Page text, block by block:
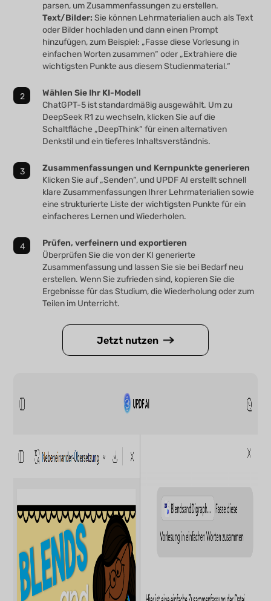
parsen, um Zusammenfassungen zu erstellen.
Text/Bilder: Sie können Lehrmaterialien auch als Text
oder Bilder hochladen und dann einen Prompt
hinzufügen, zum Beispiel: „Fasse diese Vorlesung in
einfachen Worten zusammen“ oder „Extrahiere die
wichtigsten Punkte aus diesem Studienmaterial.“
Wählen Sie Ihr KI-Modell
ChatGPT-5 ist standardmäßig ausgewählt. Um zu
DeepSeek R1 zu wechseln, klicken Sie auf die
Schaltfläche „DeepThink“ für einen alternativen
Denkstil und ein tieferes Inhaltsverständnis.
Zusammenfassungen und Kernpunkte generieren
Klicken Sie auf „Senden“, und UPDF AI erstellt schnell
klare Zusammenfassungen Ihrer Lehrmaterialien sowie
eine strukturierte Liste der wichtigsten Punkte für ein
einfacheres Lernen und Wiederholen.
Prüfen, verfeinern und exportieren
Überprüfen Sie die von der KI generierte
Zusammenfassung und lassen Sie sie bei Bedarf neu
erstellen. Wenn Sie zufrieden sind, kopieren Sie die
Ergebnisse für das Studium, die Wiederholung oder zum
Teilen im Unterricht.
Jetzt nutzen